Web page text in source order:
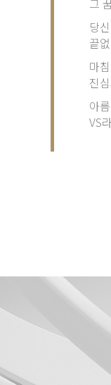
그
당
끝
마
진
아
VS